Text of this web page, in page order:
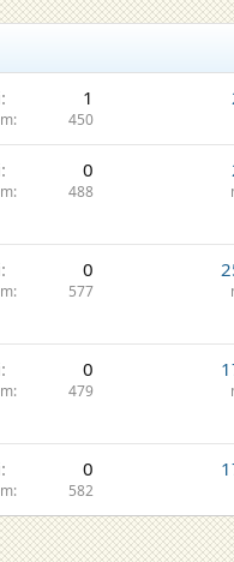
1
450
0
488
0
577
0
479
0
582